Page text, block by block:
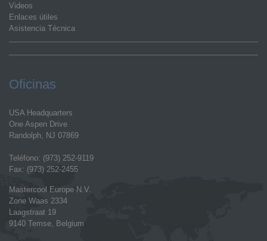
Videos
Enlaces útiles
Asistencia Técnica
Oficinas
USA Headquarters
One Aspen Drive
Randolph, NJ 07869
Teléfono: (973) 252-9119
Fax: (973) 252-2455
Mastercool Europe N.V.
Zone Waas 2334
Laagstraat 19
9140 Temse, Belgium